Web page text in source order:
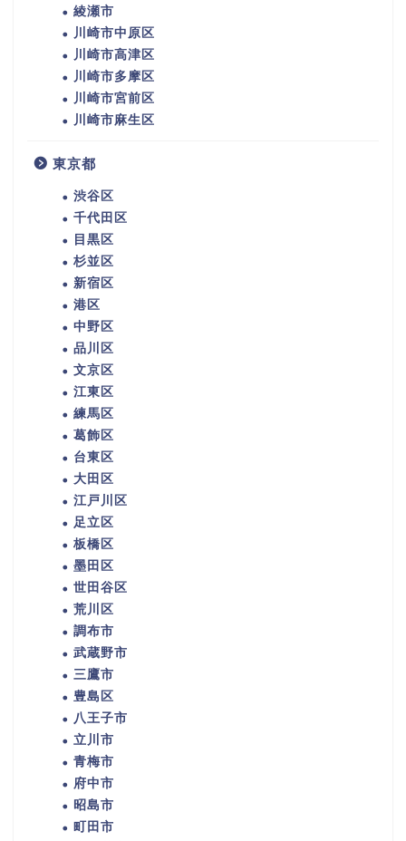
綾瀬市
川崎市中原区
川崎市高津区
川崎市多摩区
川崎市宮前区
川崎市麻生区
東京都
渋谷区
千代田区
目黒区
杉並区
新宿区
港区
中野区
品川区
文京区
江東区
練馬区
葛飾区
台東区
大田区
江戸川区
足立区
板橋区
墨田区
世田谷区
荒川区
調布市
武蔵野市
三鷹市
豊島区
八王子市
立川市
青梅市
府中市
昭島市
町田市